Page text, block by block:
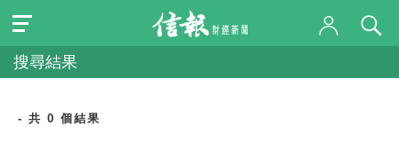
搜尋結果
- 共 0 個結果